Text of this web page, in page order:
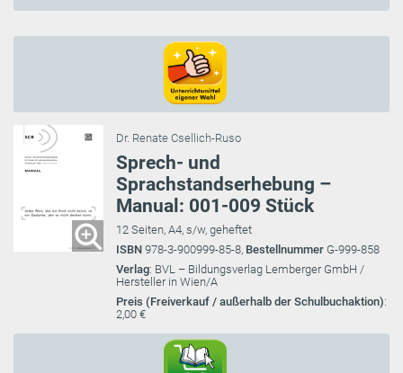
Dr. Renate Csellich-Ruso
Sprech- und
Sprachstandserhebung –
Manual: 001-009 Stück
12 Seiten, A4, s/w, geheftet
ISBN 978-3-900999-85-8, Bestellnummer G-999-858
Verlag: BVL – Bildungsverlag Lemberger GmbH /
Hersteller in Wien/A
Preis (Freiverkauf / außerhalb der Schulbuchaktion):
2,00 €